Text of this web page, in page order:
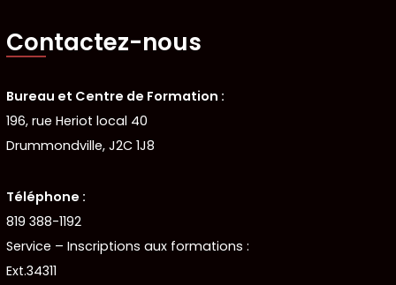
Contactez-nous
Bureau et Centre de Formation :
196, rue Heriot local 40
Drummondville, J2C 1J8
Téléphone :
819 388-1192
Service – Inscriptions aux formations :
Ext.34311